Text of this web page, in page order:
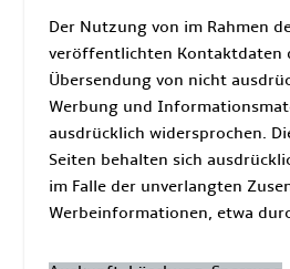
Der Nutzung von im Rahmen
veröffentlichten Kontaktdaten
Übersendung von nicht
Werbung und
ausdrücklich widersprochen.
Seiten behalten sich
im Falle der unverlangten
Werbeinformationen, etwa